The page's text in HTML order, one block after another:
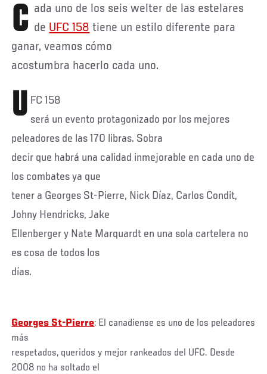
Cada uno de los seis welter de las estelares de UFC 158 tiene un estilo diferente para
ganar, veamos cómo
acostumbra hacerlo cada uno.
U FC 158
será un evento protagonizado por los mejores
peleadores de las 170 libras. Sobra
decir que habrá una calidad inmejorable en cada uno de
los combates ya que
tener a Georges St-Pierre, Nick Díaz, Carlos Condit,
Johny Hendricks, Jake
Ellenberger y Nate Marquardt en una sola cartelera no
es cosa de todos los
días.
Georges St-Pierre: El canadiense es uno de los peleadores
más
respetados, queridos y mejor rankeados del UFC. Desde
2008 no ha soltado el